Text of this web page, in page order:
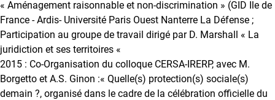
« Aménagement raisonnable et non-discrimination » (GID Ile de
France - Ardis- Université Paris Ouest Nanterre La Défense ;
Participation au groupe de travail dirigé par D. Marshall « La
juridiction et ses territoires «
2015 : Co-Organisation du colloque CERSA-IRERP, avec M.
Borgetto et A.S. Ginon :« Quelle(s) protection(s) sociale(s)
demain ?, organisé dans le cadre de la célébration officielle du